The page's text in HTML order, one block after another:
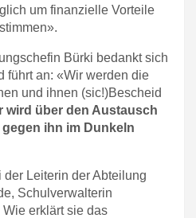
um finanzielle Vorteile
Bürki bedankt sich
führt an: «Wir werden die
und ihnen (sic!)Bescheid
wird über den Austausch
ihn im Dunkeln
der Leiterin der Abteilung
Schulverwalterin
erklärt sie das